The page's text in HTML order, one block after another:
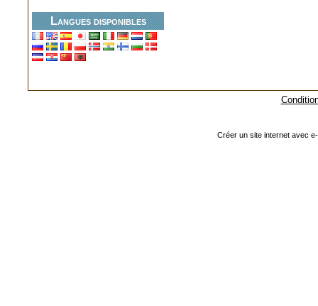
Langues disponibles
Créer un site internet avec